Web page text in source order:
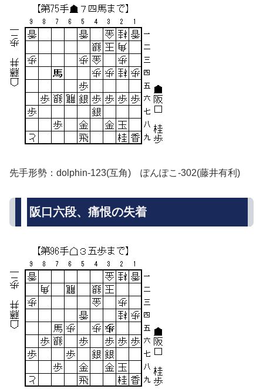
先手形勢：dolphin-123(互角) ぽんぽこ-302(藤井有利)
阪口六段、痛恨の失着